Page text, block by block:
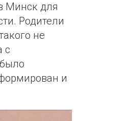
Минск для
Родители
не
с
и